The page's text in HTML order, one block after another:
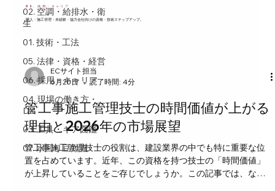
02. 空調・給排水・衛
生
01. 技術・工法
05. 法律・資格・経営
06. 採用・キャリア
04. 現場の働き方・
DX
03. 工具・ギア図鑑
07. 水回り豆知識
06. 採用・キャリア
職人・施工管理・未経験・協力会社向けの資格・技術ステップアップ。
ECサイト担当
6月20日
読了時間: 4分
管工事施工管理技士の時間価値が上がる
理由と2026年の市場展望
管工事施工管理技士の役割は、建設業界の中でも特に重要な位
置を占めています。近年、この資格を持つ技士の「時間価値」
が上昇していることをご存じでしょうか。この記事では、なぜ